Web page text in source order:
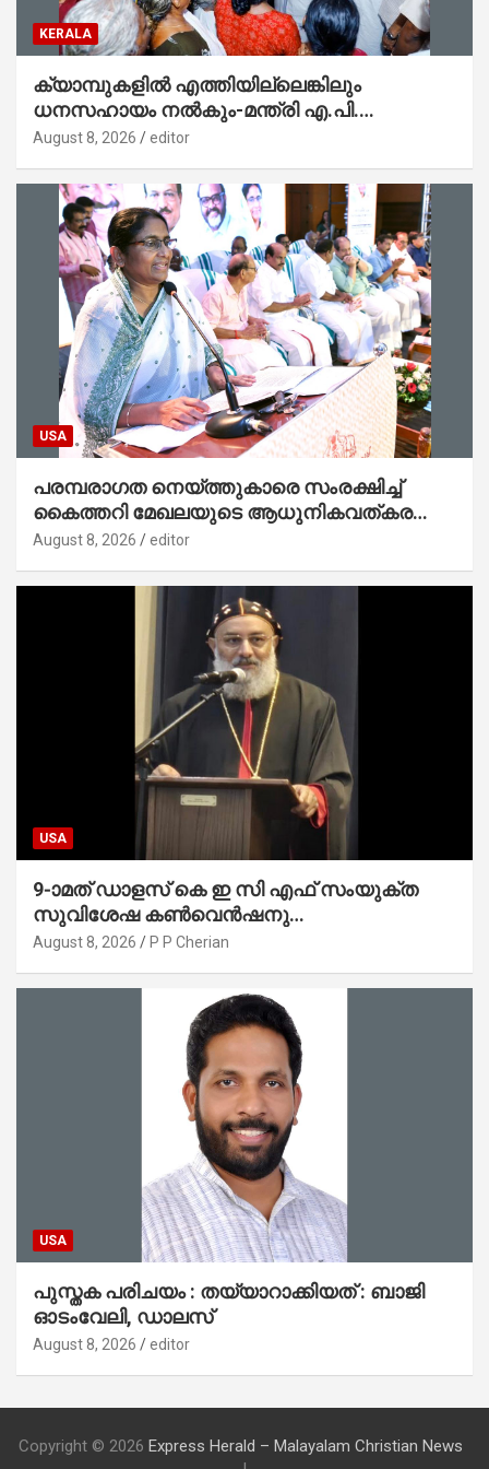
KERALA
ക്യാമ്പുകളിൽ എത്തിയില്ലെങ്കിലും
ധനസഹായം നൽകും-മന്ത്രി എ.പി.
അനിൽകുമാർ
August 8, 2026 editor
USA
പരമ്പരാഗത നെയ്ത്തുകാരെ സംരക്ഷിച്ച്
കൈത്തറി മേഖലയുടെ ആധുനികവത്കരണം
സാധ്യമാക്കും : ഡെപ്യൂട്ടി സ്പീക്കർ
August 8, 2026 editor
USA
9-ാമത് ഡാളസ് കെ ഇ സി എഫ് സംയുക്ത
സുവിശേഷ കൺവെൻഷനു
പ്രാർത്ഥനാനിർഭരമായ തുടക്കം
August 8, 2026 P P Cherian
USA
പുസ്തക പരിചയം : തയ്യാറാക്കിയത് : ബാജി
ഓടംവേലി, ഡാലസ്
August 8, 2026 editor
Copyright © 2026 Express Herald – Malayalam Christian News